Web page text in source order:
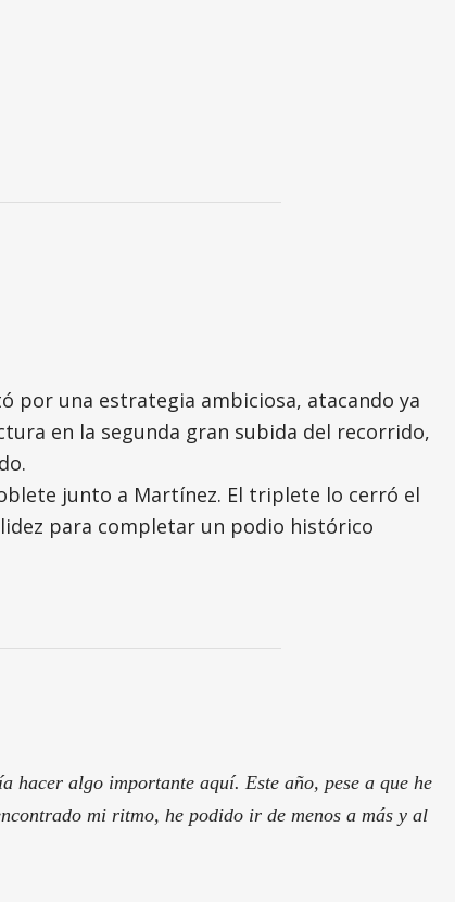
por una estrategia ambiciosa, atacando ya
en la segunda gran subida del recorrido,
junto a Martínez. El triplete lo cerró el
para completar un podio histórico
hacer algo importante aquí. Este año, pese a que he
mi ritmo, he podido ir de menos a más y al